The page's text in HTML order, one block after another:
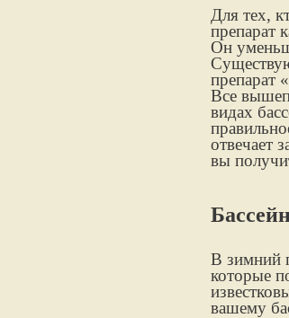
Для тех,
препарат
Он
препарат
Все
видах
отвечает
вы
В зимний
которые
вашему